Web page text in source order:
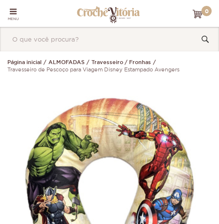
MENU
0
Página inicial ALMOFADAS
Travesseiro / Fronhas
Travesseiro de Pescoço para Viagem Disney Estampado Avengers